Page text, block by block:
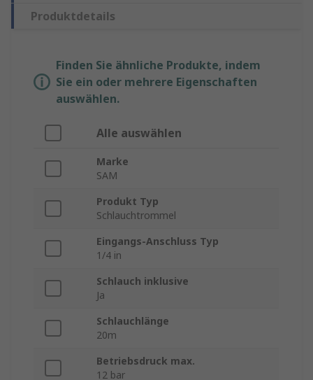
Produktdetails
Finden Sie ähnliche Produkte, indem
Sie ein oder mehrere Eigenschaften
auswählen.
Alle auswählen
Marke
SAM
Produkt Typ
Schlauchtrommel
Eingangs-Anschluss Typ
1/4 in
Schlauch inklusive
Ja
Schlauchlänge
20m
Betriebsdruck max.
12 bar